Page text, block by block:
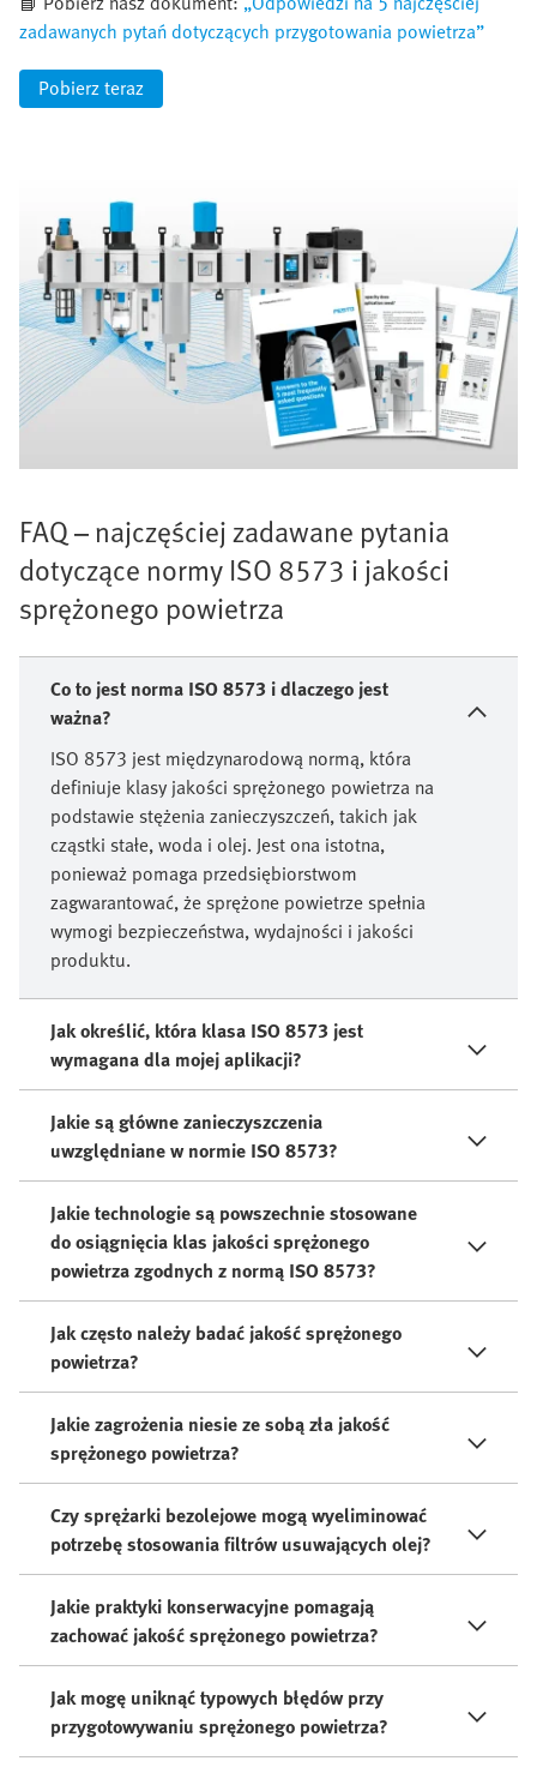
zadawanych pytań dotyczących przygotowania powietrza”
Pobierz teraz
FAQ – najczęściej zadawane pytania
dotyczące normy ISO 8573 i jakości
sprężonego powietrza
Co to jest norma ISO 8573 i dlaczego jest
ważna?
ISO 8573 jest międzynarodową normą, która
definiuje klasy jakości sprężonego powietrza na
podstawie stężenia zanieczyszczeń, takich jak
cząstki stałe, woda i olej. Jest ona istotna,
ponieważ pomaga przedsiębiorstwom
zagwarantować, że sprężone powietrze spełnia
wymogi bezpieczeństwa, wydajności i jakości
produktu.
Jak określić, która klasa ISO 8573 jest
wymagana dla mojej aplikacji?
Jakie są główne zanieczyszczenia
uwzględniane w normie ISO 8573?
Jakie technologie są powszechnie stosowane
do osiągnięcia klas jakości sprężonego
powietrza zgodnych z normą ISO 8573?
Jak często należy badać jakość sprężonego
powietrza?
Jakie zagrożenia niesie ze sobą zła jakość
sprężonego powietrza?
Czy sprężarki bezolejowe mogą wyeliminować
potrzebę stosowania filtrów usuwających olej?
Jakie praktyki konserwacyjne pomagają
zachować jakość sprężonego powietrza?
Jak mogę uniknąć typowych błędów przy
przygotowywaniu sprężonego powietrza?